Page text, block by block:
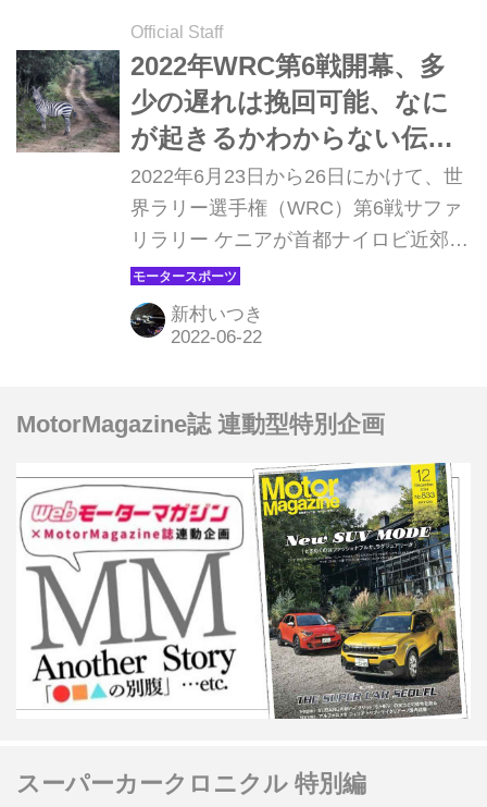
ッシュとなった。
Official Staff
2022年WRC第6戦開幕、多
少の遅れは挽回可能、なに
が起きるかわからない伝統
のグラベルラリー【サファ
リラリー ケニア プレビュ
ー】
2022年6月23日から26日にかけて、世
界ラリー選手権（WRC）第6戦サファ
リラリー ケニアが首都ナイロビ近郊の
ナイバシャを起点に開催される。何が
起きるかわからない過酷なラリーは、
通常のイベントとは少し異なり、トラ
新村いつき
MotorMagazine誌 連動型特別企画
スーパーカークロニクル 特別編